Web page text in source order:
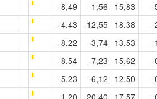
-8,49 -1,56 15,83
-
-4,43 -12,55 18,38
-
-8,22 -3,74 13,53
-
-8,54 -7,23 15,62
-
-5,23 -6,12 12,50
-
1,20 -20,40 17,57 -